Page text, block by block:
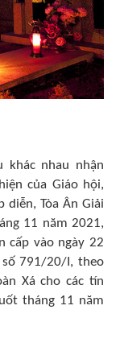
khác nhau nhận
của Giáo hội,
diễn, Tòa Ân Giải
11 năm 2021,
cấp vào ngày 22
số 791/20/I , theo
Xá cho các tín
tháng 11 năm